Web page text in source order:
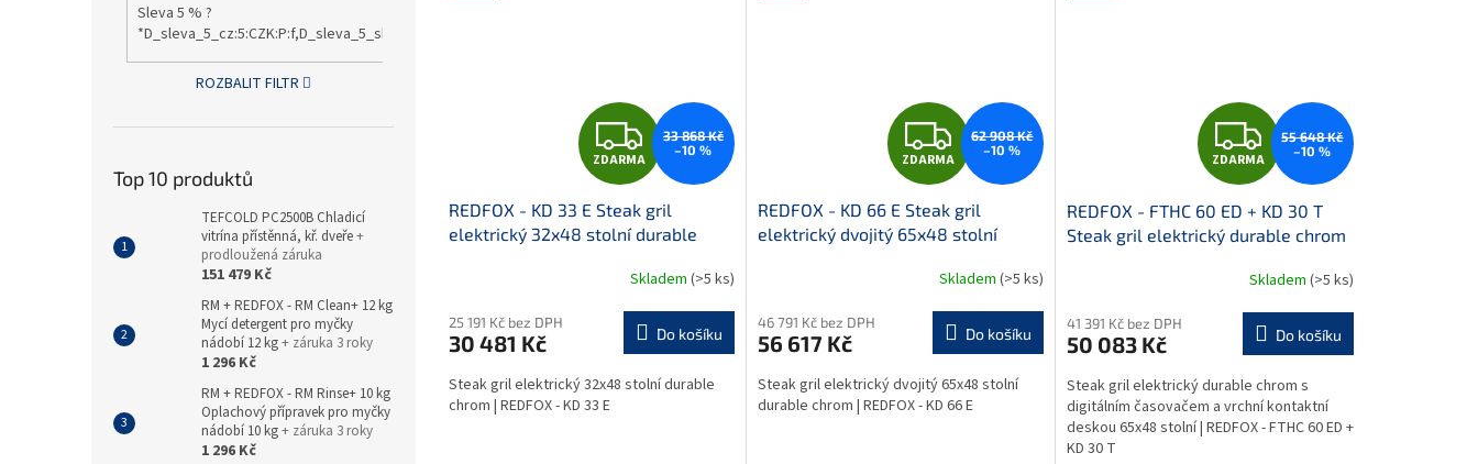
Sleva 5 % ?
*D_sleva_5_cz:5:CZK:P:f,D_sleva_5_sk:5:EUR:P:f!S1:0
ROZBALIT FILTR
Top 10 produktů
TEFCOLD PC2500B Chladicí
vitrína přístěnná, kř. dveře+
prodloužená záruka
151 479 Kč
RM + REDFOX - RM Clean+ 12 kg
Mycí detergent pro myčky
nádobí 12 kg+ záruka 3 roky
1 296 Kč
RM + REDFOX - RM Rinse+ 10 kg
Oplachový přípravek pro myčky
nádobí 10 kg+ záruka 3 roky
1 296 Kč
Z
D
A
R
M
A
ZDARMA
33 868 Kč
–10 %
REDFOX - KD 33 E Steak gril
elektrický 32x48 stolní durable
Skladem (>5 ks)
25 191 Kč bez DPH
30 481 Kč Do košíku
Steak gril elektrický 32x48 stolní durable
chrom | REDFOX - KD 33 E
Z
D
A
R
M
A
ZDARMA
62 908 Kč
–10 %
REDFOX - KD 66 E Steak gril
elektrický dvojitý 65x48 stolní
Skladem (>5 ks)
46 791 Kč bez DPH
56 617 Kč Do košíku
Steak gril elektrický dvojitý 65x48 stolní
durable chrom | REDFOX - KD 66 E
Z
D
A
R
M
A
ZDARMA
55 648 Kč
–10 %
REDFOX - FTHC 60 ED + KD 30 T
Steak gril elektrický durable chrom
kontaktní deskou 65x48 stolní
Skladem (>5 ks)
41 391 Kč bez DPH
50 083 Kč Do košíku
Steak gril elektrický durable chrom s
digitálním časovačem a vrchní kontaktní
deskou 65x48 stolní | REDFOX - FTHC 60 ED +
KD 30 T